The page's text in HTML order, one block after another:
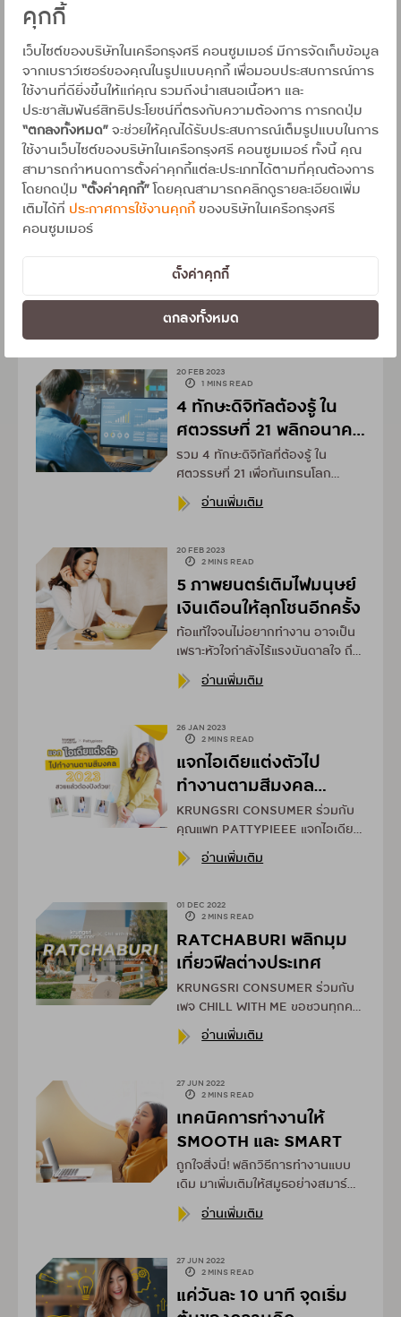
คุกกี้
เว็บไซต์ของบริษัทในเครือกรุงศรี คอนซูมเมอร์ มีการจัดเก็บข้อมูล
จากเบราว์เซอร์ของคุณในรูปแบบคุกกี้ เพื่อมอบประสบการณ์การ
ใช้งานที่ดียิ่งขึ้นให้แก่คุณ รวมถึงนำเสนอเนื้อหา และ
ประชาสัมพันธ์สิทธิประโยชน์ที่ตรงกับความต้องการ การกดปุ่ม
“ตกลงทั้งหมด”จะช่วยให้คุณได้รับประสบการณ์เต็มรูปแบบในการ
ใช้งานเว็บไซต์ของบริษัทในเครือกรุงศรี คอนซูมเมอร์ ทั้งนี้ คุณ
สามารถกำหนดการตั้งค่าคุกกี้แต่ละประเภทได้ตามที่คุณต้องการ
โดยกดปุ่ม “ตั้งค่าคุกกี้”โดยคุณสามารถคลิกดูรายละเอียดเพิ่ม
เติมได้ที่ ประกาศการใช้งานคุกกี้ของบริษัทในเครือกรุงศรี
คอนซูมเมอร์
ตั้งค่าคุกกี้
ตกลงทั้งหมด
พาเที่ยวภูเก็ต เปิดมุมมอง
ใหม่รับซัมเมอร์ 2023
KRUNGSRI CONSUMER ร่วมกับ
เพจ CHILL WITH ME ขอพาเที่ยว
ภูเก็ตรับสงกรานต์ เปิดมุมมองใหม่
รับซัมเมอร์ 2023
อ่านเพิ่มเติม
21 FEB 2023
1 MINS READ
จิตที่ดีในระยะยาว
รวม 4 เคล็ดลับพลิกมุมมองการ
ดูแลสุขภาพจิตใจแบบ DIY ให้คุณ
ผ่อนคลาย เพื่อสุขภาพจิตที่ดีในระยะ
อ่านเพิ่มเติม
20 FEB 2023
1 MINS READ
4 ทักษะดิจิทัลต้องรู้ ใน
ศตวรรษที่ 21 พลิกอนาคต
การทำงาน
รวม 4 ทักษะดิจิทัลที่ต้องรู้ ใน
ศตวรรษที่ 21 เพื่อทันเทรนโลก
ปัจจุบัน ต่อยอดอนาคตการทำงาน
จะมีทักษะอะไรบ้าง อ่านต่อได้ใน
อ่านเพิ่มเติม
20 FEB 2023
2 MINS READ
5 ภาพยนตร์เติมไฟมนุษย์
เงินเดือนให้ลุกโชนอีกครั้ง
ท้อแท้ใจจนไม่อยากทำงาน อาจเป็น
เพราะหัวใจกำลังไร้แรงบันดาลใจ ถึง
เวลาหยุดพักสมองและมองหาตัว
ช่วยเติมไฟเช่นการดูหนังดีๆ สักเรื่อง
อ่านเพิ่มเติม
26 JAN 2023
2 MINS READ
แจกไอเดียแต่งตัวไป
ทำงานตามสีมงคล
2023 สวยแล้วต้องปัง
ด้วย!
KRUNGSRI CONSUMER ร่วมกับ
คุณแพท PATTYPIEEE แจกไอเดีย
การแต่งตัวตามสีมงคลเรื่องการ
งาน 7 วัน 7 ลุค มาฝากมนุษย์เงิน
ถูกใจ ทั้งสวย มีสไตล์ และเสริมการ
งานลื่นไหลไม่สะดุด
อ่านเพิ่มเติม
01 DEC 2022
2 MINS READ
RATCHABURI พลิกมุม
เที่ยวฟีลต่างประเทศ
KRUNGSRI CONSUMER ร่วมกับ
เพจ CHILL WITH ME ขอชวนทุกคน
มาลองเที่ยว “ราชบุรี” ในฟีลเมือง
นอกเมืองใจกัน!!
อ่านเพิ่มเติม
27 JUN 2022
2 MINS READ
เทคนิคการทำงานให้
SMOOTH และ SMART
ถูกใจสิ่งนี่! พลิกวิธีการทำงานแบบ
เดิม มาเพิ่มเติมให้สมูธอย่างสมาร์
ตกัน
อ่านเพิ่มเติม
27 JUN 2022
2 MINS READ
แค่วันละ 10 นาที จุดเริ่ม